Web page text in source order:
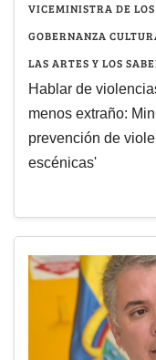
VICEMINISTRA DE
GOBERNANZA
LAS ARTES Y LOS
Hablar de
menos extraño:
prevención de
escénicas'